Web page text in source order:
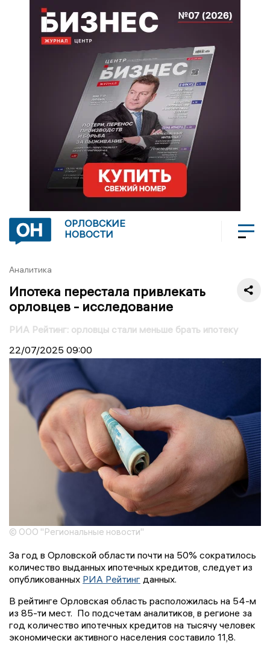
ОРЛОВСКИЕ
НОВОСТИ
Аналитика
Ипотека перестала привлекать
орловцев - исследование
РИА Рейтинг: орловцы стали меньше брать ипотеку
22/07/2025 09:00
© ООО "Региональные новости"
За год в Орловской области почти на 50% сократилось
количество выданных ипотечных кредитов, следует из
опубликованных РИА Рейтинг данных.
В рейтинге Орловская область расположилась на 54-м
из 85-ти мест. По подсчетам аналитиков, в регионе за
год количество ипотечных кредитов на тысячу человек
экономически активного населения составило 11,8.